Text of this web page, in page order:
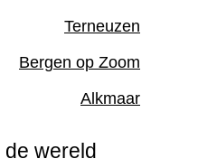
Terneuzen
Bergen op Zoom
Alkmaar
wereld